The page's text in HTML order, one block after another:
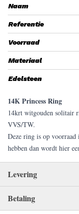
Naam
Referentie
Voorraad
Materiaal
Edelsteen
14K Princess Ring
14krt witgouden solitair
VVS/TW.
Deze ring is op voorraad
hebben dan wordt hier
Levering
Betaling